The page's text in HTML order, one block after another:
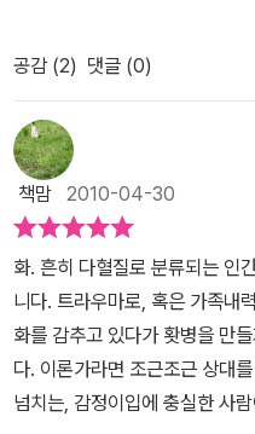
사용하면 좋을 듯하다.아이들
야기하며, 화가 났을 때는 어떻
을 듯싶다.남녀노소, 어린이를
화가 났을 때, 감정적으로 대처
돌아 볼 수 있는 마음가짐이우
조건 거부감을 가질 것이 아니
다음에 그 '화'를 어떻게 하면 다
와 철부지마냥 설치고 남들에
할아버지는 아이에게 한마디 던
앉아 있도록 해라' 그리해서 방
여러가지 방법들을 사용하면서
버리는 것을 체험하게 된다. 나
놀기까지 하는 모습을 보면서 '
억나서 책에 나와 있는 그 모습
이가 화를 잘 데리고 놀고 화를
감또한 가지게 되는것을 느꼈다
버지와 손자와의 관계에서 풀
서 손자를 부르는 할아버지...그
증이 나기 시작한다.나라면 할
들여 차린 밥상을 나몰라라 하
우리 쌍둥이들이 그렇다~ 쫓아
러다가 아이는 화라는 감정이
하라는 대로 휘둘렸다가는 화의
마는 이런 저런 이야기를 통해
이의 내면에서 쫓아낸다.어찌
지만,화라는 것에 휘둘려 생활
누구에게나 있을 법한 경험이
마음의 평정을 유지할 수 있다
공감 (2) 댓글 (0)
책맘 2010-04-30
화. 흔히 다혈질로 분류되는 인
니다. 트라우마로, 혹은 가족내
화를 감추고 있다가 홧병을 만
다. 이론가라면 조근조근 상대
넘치는, 감정이입에 충실한 사